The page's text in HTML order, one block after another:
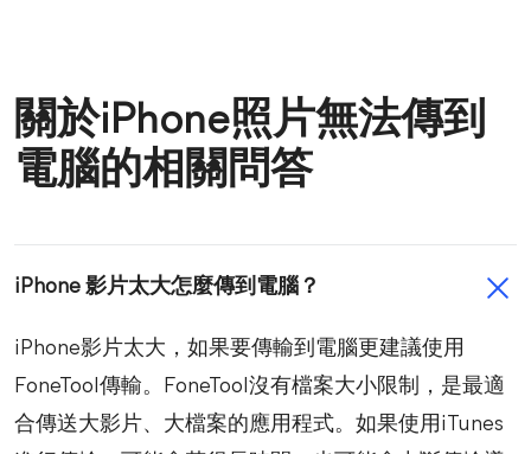
關於iPhone照片無法傳到
電腦的相關問答
iPhone 影片太大怎麼傳到電腦？
iPhone影片太大，如果要傳輸到電腦更建議使用
FoneTool傳輸。FoneTool沒有檔案大小限制，是最適
合傳送大影片、大檔案的應用程式。如果使用iTunes